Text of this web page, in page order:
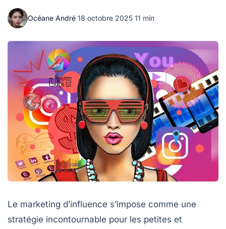
Océane André·18 octobre 2025·11 min
Le marketing d’influence s’impose comme une
stratégie incontournable pour les petites et